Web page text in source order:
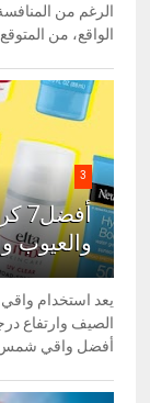
الرغم من
الواقع، من المتوقع
3
والعيوب
يعد استخدام
الصيف وارتفاع
أفضل واقي شمس،